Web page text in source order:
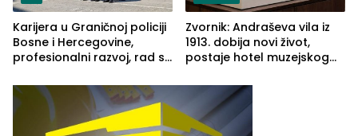
Karijera u Graničnoj policiji
Bosne i Hercegovine,
profesionalni razvoj, rad sa
služba građanima
Zvornik: Andraševa vila iz
1913. dobija novi život,
postaje hotel muzejskog